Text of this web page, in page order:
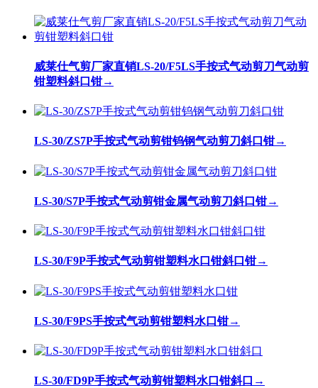
威莱仕气剪厂家直销LS-20/F5LS手按式气动剪刀气动剪
钳塑料斜口钳→
LS-30/ZS7P手按式气动剪钳钨钢气动剪刀斜口钳→
LS-30/S7P手按式气动剪钳金属气动剪刀斜口钳→
LS-30/F9P手按式气动剪钳塑料水口钳斜口钳→
LS-30/F9PS手按式气动剪钳塑料水口钳→
LS-30/FD9P手按式气动剪钳塑料水口钳斜口 →